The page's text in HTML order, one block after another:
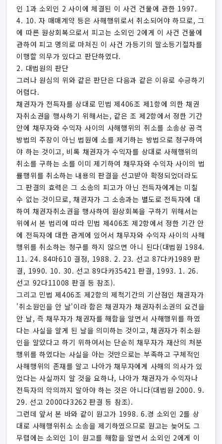
인 1과 소외인 2 사이에 체결된 이 사건 건물에 관한 1997.
4. 10. 자 매매계약 등은 사해행위로서 취소되어야 하므로, 그
에 따른 원상회복으로서 피고는 소외인 2에게 이 사건 건물에
관하여 피고 명의로 마쳐진 이 사건 가등기의 말소등기절차를
이행할 의무가 있다고 판단하였다.
2. 대법원의 판단
그러나 원심의 위와 같은 판단은 다음과 같은 이유로 수긍하기
어렵다.
채권자가 전득자를 상대로 민법 제406조 제1항에 의한 채권
자취소권을 행사하기 위해서는, 같은 조 제2항에서 정한 기간
안에 채무자와 수익자 사이의 사해행위의 취소를 소송상 공격
방법의 주장이 아닌 법원에 소를 제기하는 방법으로 청구하여
야 하는 것이고, 비록 채권자가 수익자를 상대로 사해행위의
취소를 구하는 소를 이미 제기하여 채무자와 수익자 사이의 법
률행위를 취소하는 내용의 판결을 선고받아 확정되었더라도
그 판결의 효력은 그 소송의 피고가 아닌 전득자에게는 미칠
수 없는 것이므로, 채권자가 그 소송과는 별도로 전득자에 대
하여 채권자취소권을 행사하여 원상회복을 구하기 위해서는
위에서 본 법리에 따라 민법 제406조 제2항에서 정한 기간 안
에 전득자에 대한 관계에 있어서 채무자와 수익자 사이의 사해
행위를 취소하는 청구를 하지 않으면 아니 된다(대법원 1984.
11. 24. 84마610 결정, 1988. 2. 23. 선고 87다카1989 판
결, 1990. 10. 30. 선고 89다카35421 판결, 1993. 1. 26.
선고 92다11008 판결 등 참조).
그리고 민법 제406조 제2항의 제척기간의 기산점인 채권자가
'취소원인을 안 날'이라 함은 채권자가 채권자취소권의 요건을
안 날, 즉 채무자가 채권자를 해함을 알면서 사해행위를 하였
다는 사실을 알게 된 날을 의미하는 것이고, 채권자가 취소원
인을 알았다고 하기 위하여서는 단순히 채무자가 재산의 처분
행위를 하였다는 사실을 아는 것만으로는 부족하고 구체적인
사해행위의 존재를 알고 나아가 채무자에게 사해의 의사가 있
었다는 사실까지 알 것을 요하나, 나아가 채권자가 수익자나
전득자의 악의까지 알아야 하는 것은 아니다(대법원 2000. 9.
29. 선고 2000다3262 판결 등 참조).
그런데 앞서 본 바와 같이 원고가 1998. 6.경 소외인 2를 상
대로 사해행위취소 소송을 제기하였으므로 원고는 늦어도 그
무렵에는 소외인 1이 원고를 해함을 알면서 소외인 2에게 이